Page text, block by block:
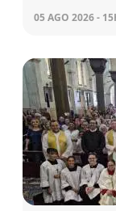
05 AGO 2026 -